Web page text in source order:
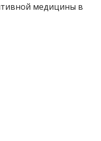
медицины в